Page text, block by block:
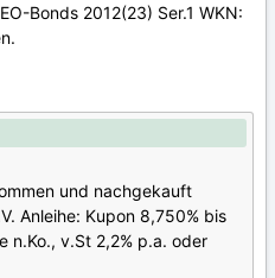
Bonds 2012(23) Ser.1 WKN:
und nachgekauft
Anleihe: Kupon 8,750% bis
n.Ko., v.St 2,2% p.a. oder